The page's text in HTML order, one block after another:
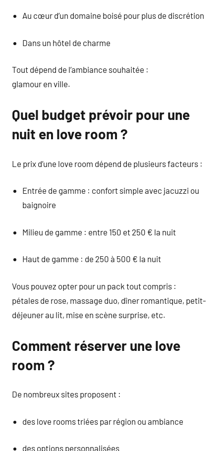
Au cœur d’un domaine boisé pour plus de discrétion
Dans un hôtel de charme
Tout dépend de l’ambiance souhaitée :
glamour en ville.
Quel budget prévoir pour une
nuit en love room ?
Le prix d’une love room dépend de plusieurs facteurs :
Entrée de gamme : confort simple avec jacuzzi ou
baignoire
Milieu de gamme : entre 150 et 250 € la nuit
Haut de gamme : de 250 à 500 € la nuit
Vous pouvez opter pour un pack tout compris :
pétales de rose, massage duo, dîner romantique, petit-
déjeuner au lit, mise en scène surprise, etc.
Comment réserver une love
room ?
De nombreux sites proposent :
des love rooms triées par région ou ambiance
des options personnalisées